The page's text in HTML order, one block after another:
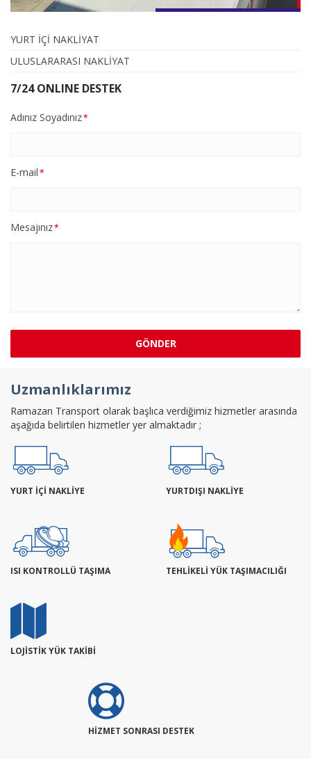
YURT İÇİ NAKLİYAT
ULUSLARARASI NAKLİYAT
7/24 ONLINE DESTEK
Adınız Soyadınız*
E-mail*
Mesajınız*
GÖNDER
Uzmanlıklarımız
Ramazan Transport olarak başlıca verdiğimiz hizmetler arasında
aşağıda belirtilen hizmetler yer almaktadır ;
YURT İÇİ NAKLİYE YURTDIŞI NAKLİYE
ISI KONTROLLÜ TAŞIMA TEHLİKELİ YÜK TAŞIMACILIĞI
LOJİSTİK YÜK TAKİBİ
HİZMET SONRASI DESTEK